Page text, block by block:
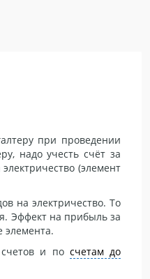
при проведении
надо учесть счёт за
(элемент
на электричество. То
Эффект на прибыль за
элемента.
и по счетам до